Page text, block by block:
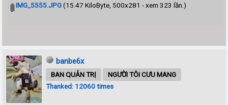
IMG_5555.JPG(15.47 KiloByte, 500x281 - xem 323 lần.)
banbe6x
BAN QUẢN TRỊ
NGƯỜI TÔI CƯU MANG
Thanked: 12060 times